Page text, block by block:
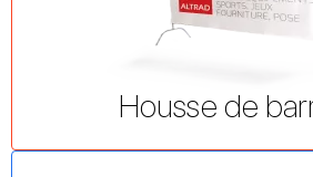
Housse de